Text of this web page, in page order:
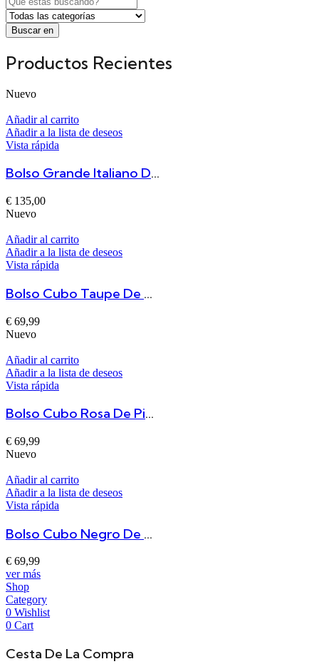
Buscar en
Productos Recientes
Nuevo
Añadir al carrito
Añadir a la lista de deseos
Vista rápida
Bolso Grande Italiano De Piel Lavada Burdeos Lucca
€ 135,00
Nuevo
Añadir al carrito
Añadir a la lista de deseos
Vista rápida
Bolso Cubo Taupe De Piel Italiano
€ 69,99
Nuevo
Añadir al carrito
Añadir a la lista de deseos
Vista rápida
Bolso Cubo Rosa De Piel Italiano
€ 69,99
Nuevo
Añadir al carrito
Añadir a la lista de deseos
Vista rápida
Bolso Cubo Negro De Piel Italiano
€ 69,99
ver más
Shop
Category
0 Wishlist
0 Cart
Cesta De La Compra